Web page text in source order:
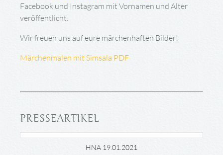
Facebook und Instagram mit Vornamen und Alter
veröffentlicht.
Wir freuen uns auf eure märchenhaften Bilder!
Märchenmalen mit Simsala PDF
PRESSEARTIKEL
HNA 19.01.2021